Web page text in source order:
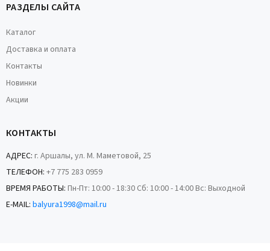
РАЗДЕЛЫ САЙТА
Каталог
Доставка и оплата
Контакты
Новинки
Акции
КОНТАКТЫ
АДРЕС: г. Аршалы, ул. М. Маметовой, 25
ТЕЛЕФОН: +7 775 283 0959
ВРЕМЯ РАБОТЫ: Пн-Пт: 10:00 - 18:30 Сб: 10:00 - 14:00 Вс: Выходной
E-MAIL: balyura1998@mail.ru